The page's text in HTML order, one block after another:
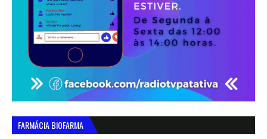
FARMÁCIA BIOFARMA